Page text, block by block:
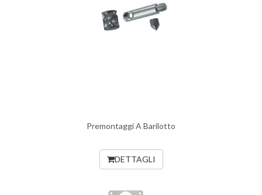
Premontaggi A Barilotto
DETTAGLI